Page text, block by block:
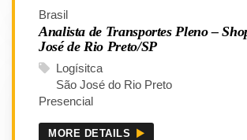
Analista de Transportes Pleno –
José de Rio Preto/SP
Logísitca
Brasil
São José do Rio Preto
Presencial
MORE DETAILS